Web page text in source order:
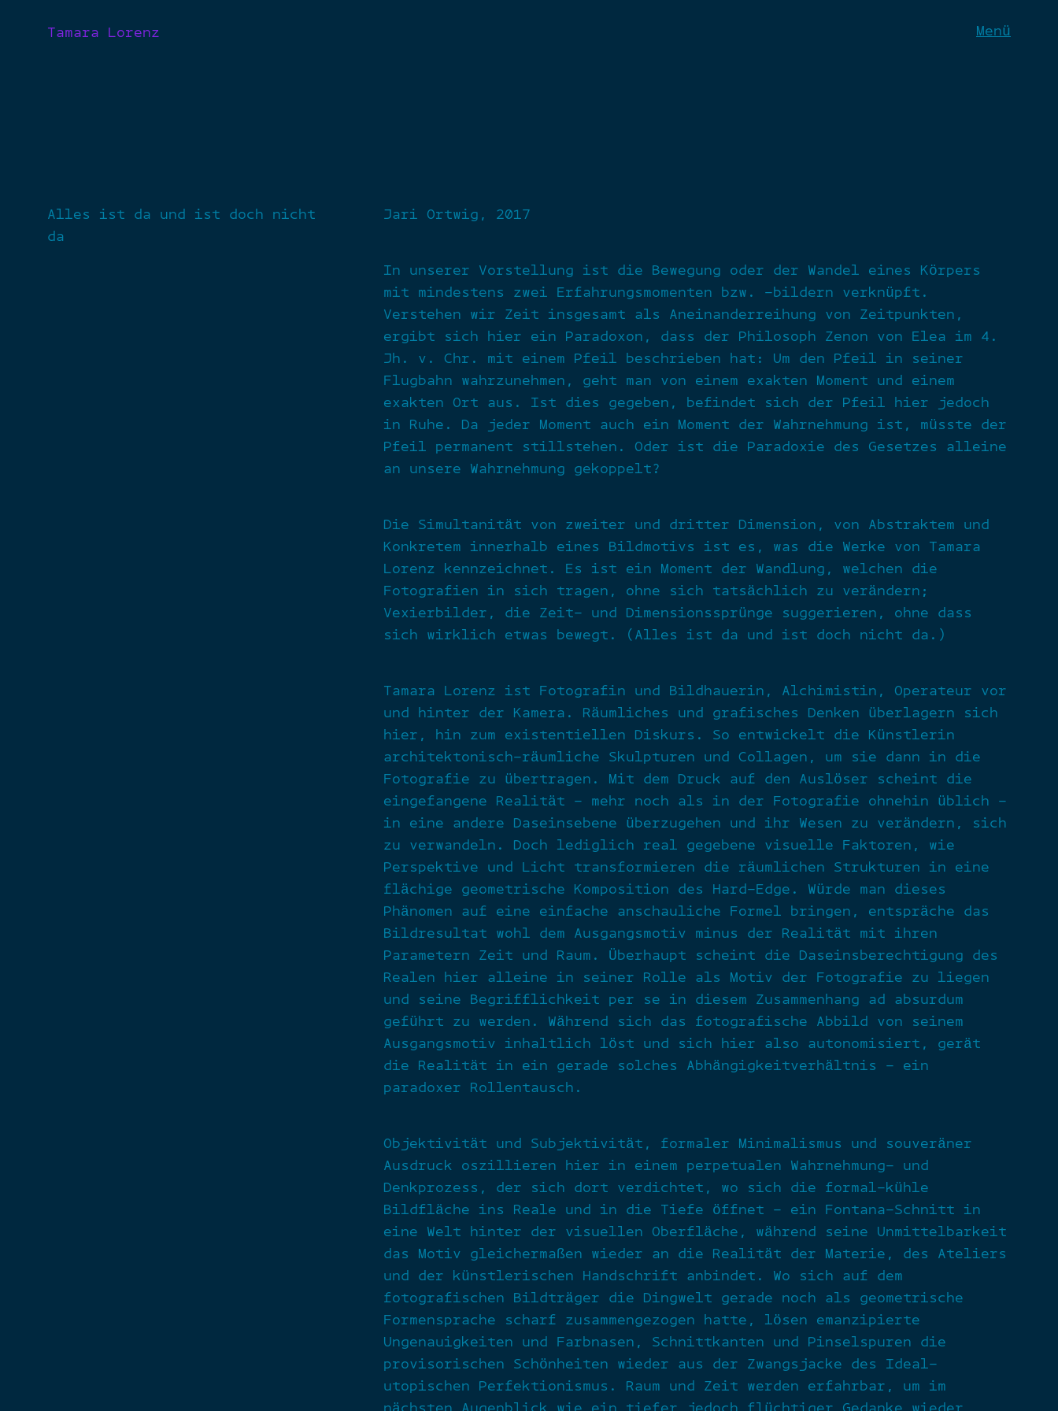
Tamara Lorenz Menü
Alles ist da und ist doch nicht
da
Jari Ortwig, 2017
In unserer Vorstellung ist die Bewegung oder der Wandel eines Körpers
mit mindestens zwei Erfahrungsmomenten bzw. -bildern verknüpft.
Verstehen wir Zeit insgesamt als Aneinanderreihung von Zeitpunkten,
ergibt sich hier ein Paradoxon, dass der Philosoph Zenon von Elea im 4.
Jh. v. Chr. mit einem Pfeil beschrieben hat: Um den Pfeil in seiner
Flugbahn wahrzunehmen, geht man von einem exakten Moment und einem
exakten Ort aus. Ist dies gegeben, befindet sich der Pfeil hier jedoch
in Ruhe. Da jeder Moment auch ein Moment der Wahrnehmung ist, müsste der
Pfeil permanent stillstehen. Oder ist die Paradoxie des Gesetzes alleine
an unsere Wahrnehmung gekoppelt?
Die Simultanität von zweiter und dritter Dimension, von Abstraktem und
Konkretem innerhalb eines Bildmotivs ist es, was die Werke von Tamara
Lorenz kennzeichnet. Es ist ein Moment der Wandlung, welchen die
Fotografien in sich tragen, ohne sich tatsächlich zu verändern;
Vexierbilder, die Zeit- und Dimensionssprünge suggerieren, ohne dass
sich wirklich etwas bewegt. (Alles ist da und ist doch nicht da.)
Tamara Lorenz ist Fotografin und Bildhauerin, Alchimistin, Operateur vor
und hinter der Kamera. Räumliches und grafisches Denken überlagern sich
hier, hin zum existentiellen Diskurs. So entwickelt die Künstlerin
architektonisch-räumliche Skulpturen und Collagen, um sie dann in die
Fotografie zu übertragen. Mit dem Druck auf den Auslöser scheint die
eingefangene Realität – mehr noch als in der Fotografie ohnehin üblich –
in eine andere Daseinsebene überzugehen und ihr Wesen zu verändern, sich
zu verwandeln. Doch lediglich real gegebene visuelle Faktoren, wie
Perspektive und Licht transformieren die räumlichen Strukturen in eine
flächige geometrische Komposition des Hard-Edge. Würde man dieses
Phänomen auf eine einfache anschauliche Formel bringen, entspräche das
Bildresultat wohl dem Ausgangsmotiv minus der Realität mit ihren
Parametern Zeit und Raum. Überhaupt scheint die Daseinsberechtigung des
Realen hier alleine in seiner Rolle als Motiv der Fotografie zu liegen
und seine Begrifflichkeit per se in diesem Zusammenhang ad absurdum
geführt zu werden. Während sich das fotografische Abbild von seinem
Ausgangsmotiv inhaltlich löst und sich hier also autonomisiert, gerät
die Realität in ein gerade solches Abhängigkeitverhältnis – ein
paradoxer Rollentausch.
Objektivität und Subjektivität, formaler Minimalismus und souveräner
Ausdruck oszillieren hier in einem perpetualen Wahrnehmung- und
Denkprozess, der sich dort verdichtet, wo sich die formal-kühle
Bildfläche ins Reale und in die Tiefe öffnet – ein Fontana-Schnitt in
eine Welt hinter der visuellen Oberfläche, während seine Unmittelbarkeit
das Motiv gleichermaßen wieder an die Realität der Materie, des Ateliers
und der künstlerischen Handschrift anbindet. Wo sich auf dem
fotografischen Bildträger die Dingwelt gerade noch als geometrische
Formensprache scharf zusammengezogen hatte, lösen emanzipierte
Ungenauigkeiten und Farbnasen, Schnittkanten und Pinselspuren die
provisorischen Schönheiten wieder aus der Zwangsjacke des Ideal-
utopischen Perfektionismus. Raum und Zeit werden erfahrbar, um im
nächsten Augenblick wie ein tiefer jedoch flüchtiger Gedanke wieder